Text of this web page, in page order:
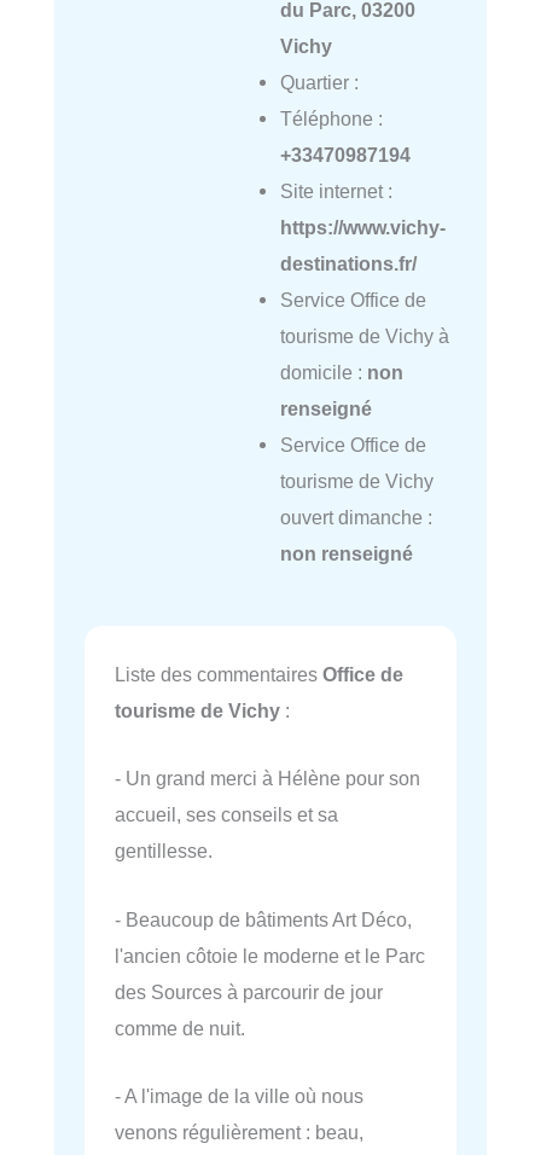
du Parc, 03200
Vichy
Quartier :
Téléphone :
+33470987194
Site internet :
https://www.vichy-
destinations.fr/
Service Office de
tourisme de Vichy à
domicile : non
renseigné
Service Office de
tourisme de Vichy
ouvert dimanche :
non renseigné
Liste des commentaires Office de
tourisme de Vichy :
- Un grand merci à Hélène pour son
accueil, ses conseils et sa
gentillesse.
- Beaucoup de bâtiments Art Déco,
l'ancien côtoie le moderne et le Parc
des Sources à parcourir de jour
comme de nuit.
- A l'image de la ville où nous
venons régulièrement : beau,